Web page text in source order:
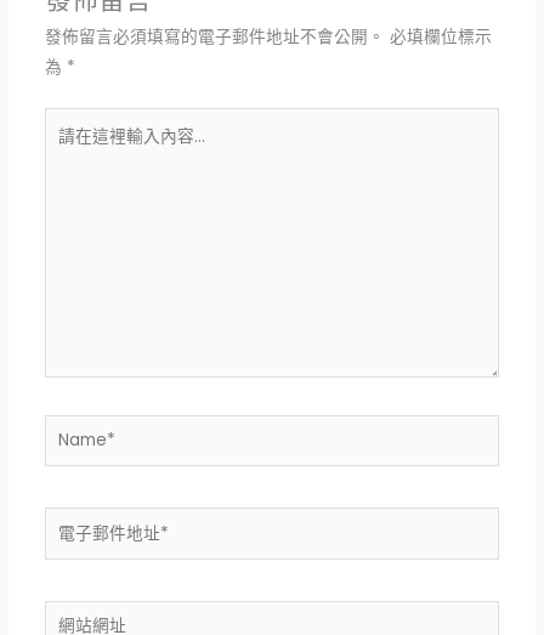
發佈留言必須填寫的電子郵件地址不會公開。 必填欄位標示
為 *
在
Name*
電
網